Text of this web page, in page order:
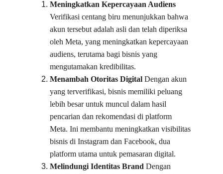
Meningkatkan Kepercayaan Audiens
Verifikasi centang biru menunjukkan bahwa
akun tersebut adalah asli dan telah diperiksa
oleh Meta, yang meningkatkan kepercayaan
audiens, terutama bagi bisnis yang
mengutamakan kredibilitas.
Menambah Otoritas Digital Dengan akun
yang terverifikasi, bisnis memiliki peluang
lebih besar untuk muncul dalam hasil
pencarian dan rekomendasi di platform
Meta. Ini membantu meningkatkan visibilitas
bisnis di Instagram dan Facebook, dua
platform utama untuk pemasaran digital.
Melindungi Identitas Brand Dengan